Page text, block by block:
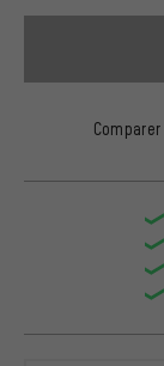
Comparer